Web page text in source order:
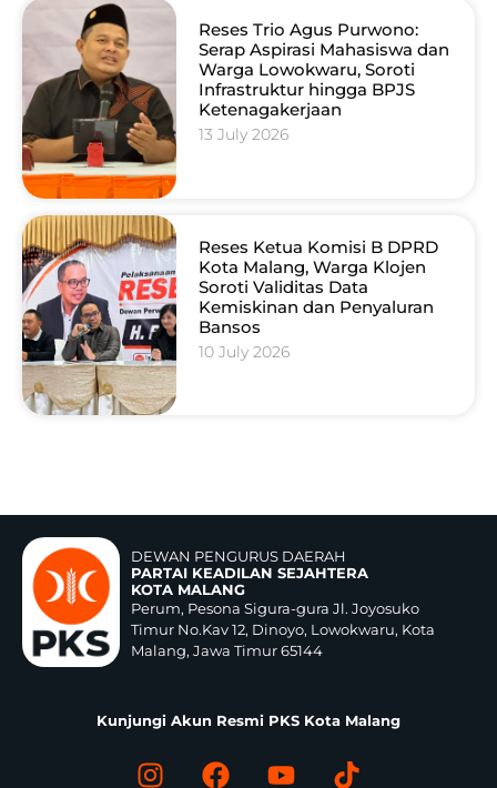
Reses Trio Agus Purwono:
Serap Aspirasi Mahasiswa dan
Warga Lowokwaru, Soroti
Infrastruktur hingga BPJS
Ketenagakerjaan
13 July 2026
Reses Ketua Komisi B DPRD
Kota Malang, Warga Klojen
Soroti Validitas Data
Kemiskinan dan Penyaluran
Bansos
10 July 2026
DEWAN PENGURUS DAERAH
PARTAI KEADILAN SEJAHTERA
KOTA MALANG
Perum, Pesona Sigura-gura Jl. Joyosuko
Timur No.Kav 12, Dinoyo, Lowokwaru, Kota
Malang, Jawa Timur 65144
Kunjungi Akun Resmi PKS Kota Malang